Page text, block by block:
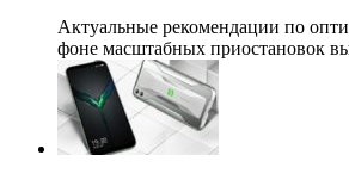
Актуальные рекомендации по
фоне масштабных приостановок